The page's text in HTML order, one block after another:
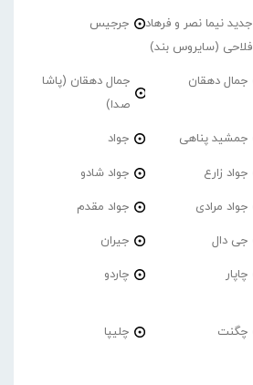
جدید نیما نصر و فرهاد
فلاحی (سایروس بند)
جرجیس
جمال دهقان
جمال دهقان (پاشا
صدا)
جمشید پناهی جواد
جواد زارع جواد شادو
جواد مرادی جواد مقدم
جی دال جیران
چاپار چاردو
چگنت چلیپا